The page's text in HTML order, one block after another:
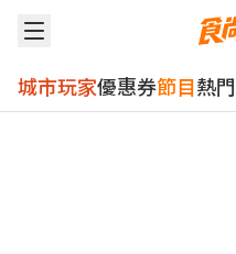
城市玩家優惠券節目熱門